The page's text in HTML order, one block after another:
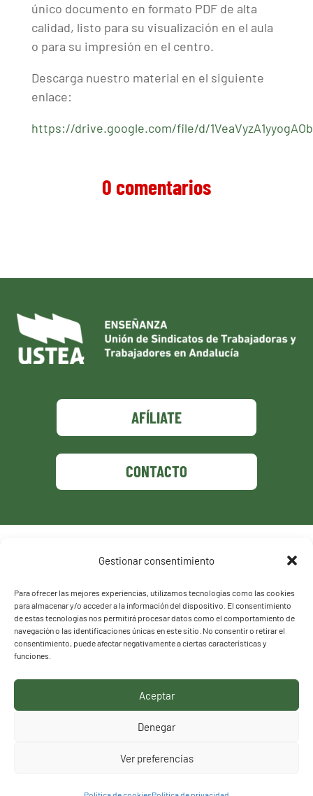
Gestionar consentimiento
Para ofrecer las mejores experiencias, utilizamos tecnologías como las cookies
para almacenar y/o acceder a la información del dispositivo. El consentimiento
de estas tecnologías nos permitirá procesar datos como el comportamiento de
navegación o las identificaciones únicas en este sitio. No consentir o retirar el
consentimiento, puede afectar negativamente a ciertas características y
funciones.
Aceptar
Denegar
Ver preferencias
único documento en formato PDF de alta
calidad, listo para su visualización en el aula
o para su impresión en el centro.
Descarga nuestro material en el siguiente
enlace:
https://drive.google.com/file/d/
0 comentarios
AFÍLIATE
CONTACTO
Política de privacidad
HACEMOS LO QUE
DECIMOS, DECIMOS LO
QUE HACEMOS